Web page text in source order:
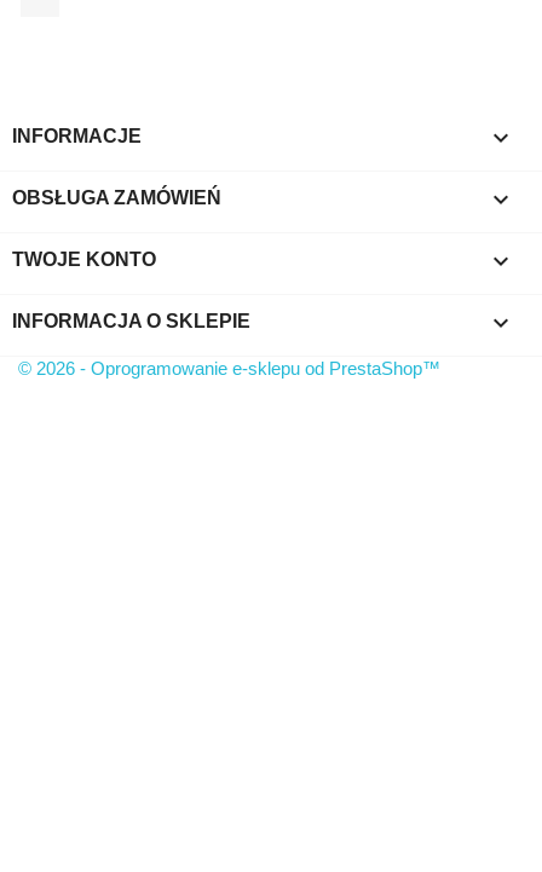
INFORMACJE 
OBSŁUGA ZAMÓWIEŃ 
TWOJE KONTO 
INFORMACJA O SKLEPIE keyboard_arrow_down
© 2026 - Oprogramowanie e-sklepu od PrestaShop™